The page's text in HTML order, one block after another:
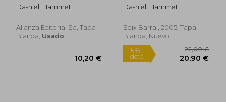
Dashiell Hammett
Alianza Editorial Sa, Tapa
Blanda, Usado
Dashiell Hammett
Seix Barral, 2005, Tapa
Blanda, Nuevo